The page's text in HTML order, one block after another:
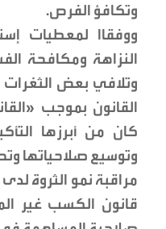
وتكافؤ الفرص.
ووفقاا لمعطيات
النزاهة ومكافحة
وتلافي بعض الثغرات
كان من أبرزها
وتوسيع صلاحياتها
مراقبة نمو الثروة
قانون الكسب غير